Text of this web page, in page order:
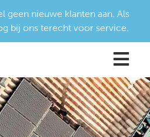
geen nieuwe klanten aan. Als
bij ons terecht voor service.